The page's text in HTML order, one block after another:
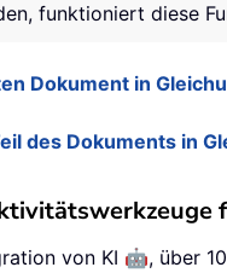
funktioniert diese
Dokument in
des Dokuments in
von KI 🤖, über